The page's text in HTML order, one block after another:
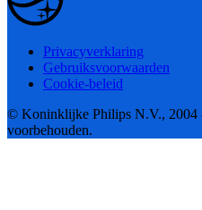
Privacyverklaring
Gebruiksvoorwaarden
Cookie-beleid
© Koninklijke Philips N.V., 2004
voorbehouden.